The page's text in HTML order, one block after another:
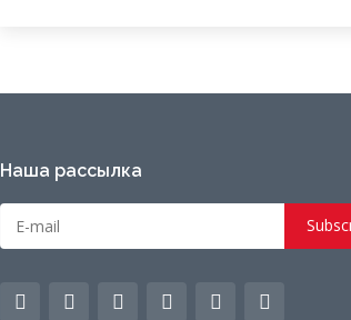
Наша рассылка